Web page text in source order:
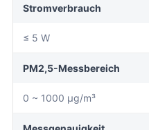
Stromverbrauch
≤ 5 W
PM2,5-Messbereich
0 ~ 1000 μg/m³